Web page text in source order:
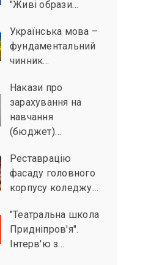
"Живі образи…
Українська мова –
фундаментальний
чинник…
Накази про
зарахування на
навчання
(бюджет)…
Реставрацію
фасаду головного
корпусу коледжу…
"Театральна школа
Придніпров'я".
Інтерв'ю з…